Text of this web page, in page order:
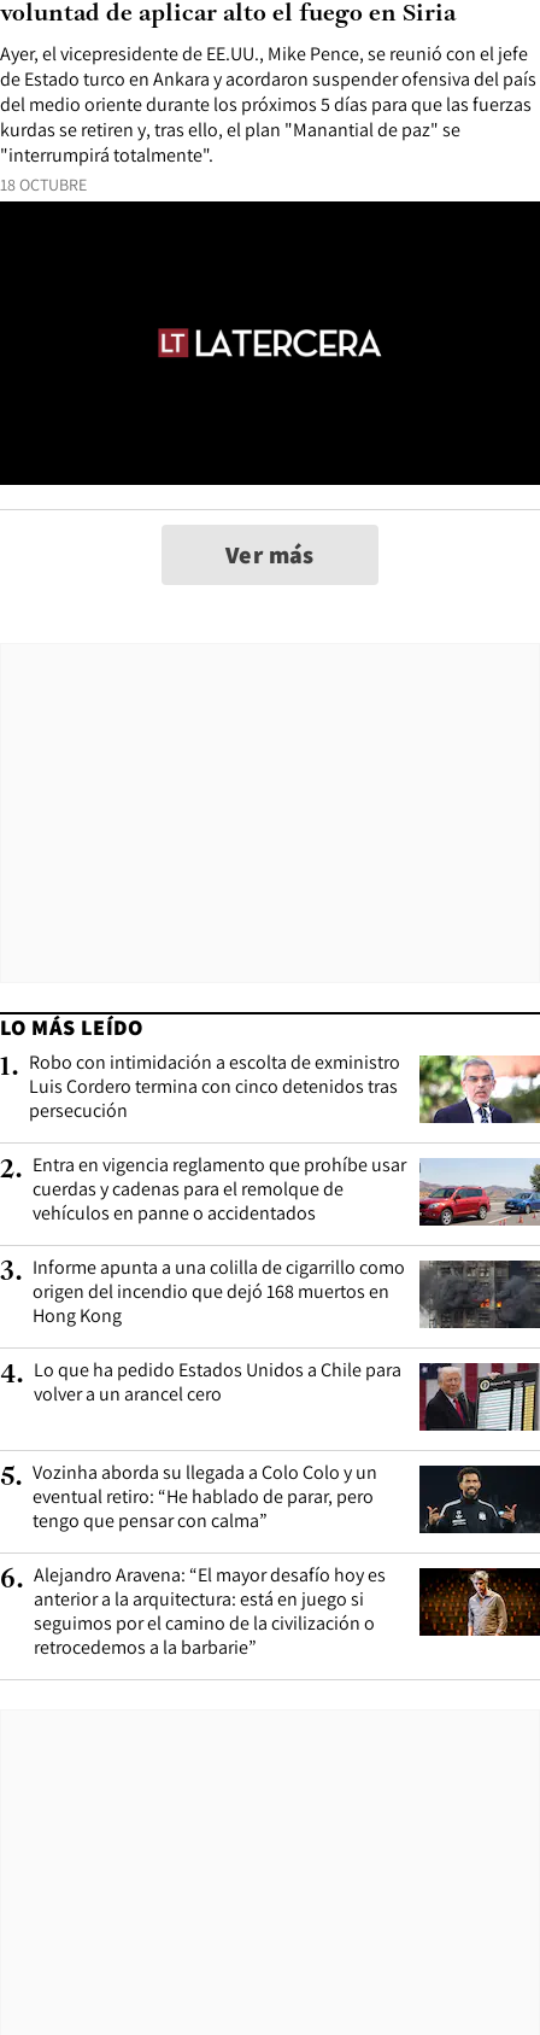
18 OCTUBRE
Ayer, el vicepresidente de EE.UU., Mike Pence, se reunió con el jefe
de Estado turco en Ankara y acordaron suspender ofensiva del país
del medio oriente durante los próximos 5 días para que las fuerzas
kurdas se retiren y, tras ello, el plan "Manantial de paz" se
"interrumpirá totalmente".
voluntad de aplicar alto el fuego en Siria
Ver más
LO MÁS LEÍDO
1. Robo con intimidación a escolta de exministro
Luis Cordero termina con cinco detenidos tras
persecución
2. Entra en vigencia reglamento que prohíbe usar
cuerdas y cadenas para el remolque de
vehículos en panne o accidentados
3. Informe apunta a una colilla de cigarrillo como
origen del incendio que dejó 168 muertos en
Hong Kong
4. Lo que ha pedido Estados Unidos a Chile para
volver a un arancel cero
5. Vozinha aborda su llegada a Colo Colo y un
eventual retiro: “He hablado de parar, pero
tengo que pensar con calma”
6. Alejandro Aravena: “El mayor desafío hoy es
anterior a la arquitectura: está en juego si
seguimos por el camino de la civilización o
retrocedemos a la barbarie”